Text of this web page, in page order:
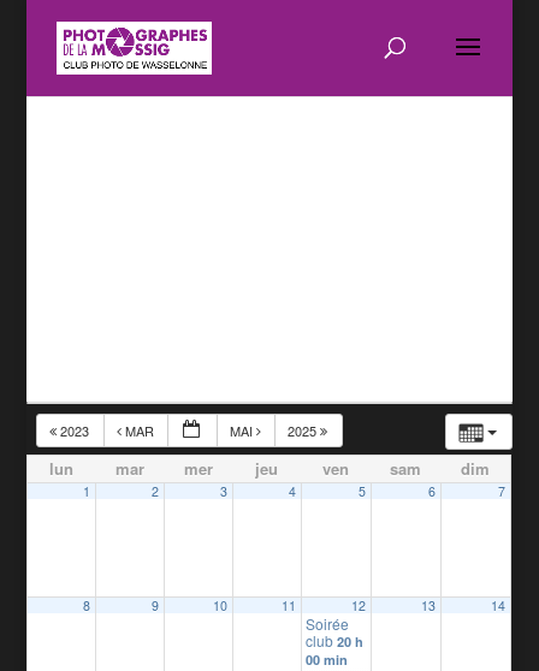
2023 MAR MAI 2025
lun mar mer jeu ven sam dim
1 2 3 4 5 6 7
8 9 10 11 12
Soirée
club20 h
00 min
13 14